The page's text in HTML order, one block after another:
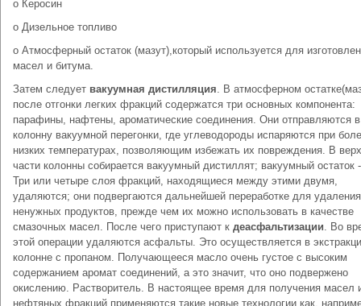
o Керосин
o Дизельное топливо
o Атмосферный остаток (мазут),который используется для
масел и битума.
Затем следует вакуумная дистилляция. В атмосферном
после отгонки легких фракций содержатся три основных компонента:
парафины, нафтены, ароматические соединения. Они отправляются в
колонну вакуумной перегонки, где углеводороды испаряются при
низких температурах, позволяющим избежать их повреждения. В
части колонны собирается вакуумный дистиллят; вакуумный остаток
Три или четыре слоя фракций, находящиеся между этими двумя,
удаляются; они подвергаются дальнейшей переработке для удаления
ненужных продуктов, прежде чем их можно использовать в качестве
смазочных масел. После чего приступают к деасфальтизации. Во
этой операции удаляются асфальты. Это осуществляется в
колонне с пропаном. Получающееся масло очень густое с высоким
содержанием аромат соединений, а это значит, что оно подвержено
окислению. Растворитель. В настоящее время для получения масел
нефтяных фракций применяются такие новые технологии как,